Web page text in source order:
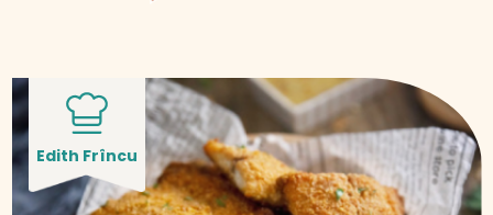
Edith Frîncu